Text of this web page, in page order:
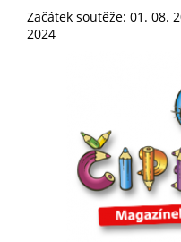
Začátek soutěže: 01. 08.
2024